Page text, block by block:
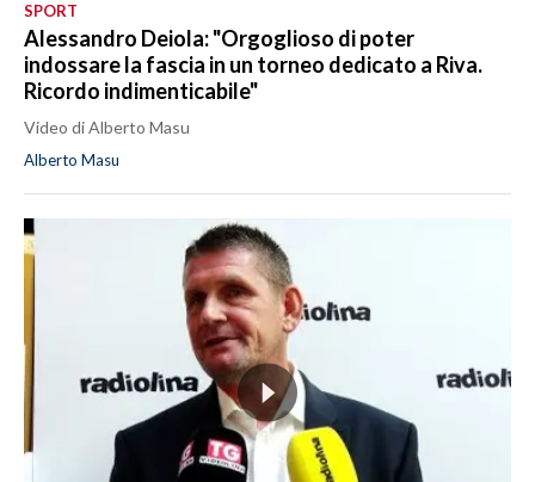
SPORT
Alessandro Deiola: "Orgoglioso di poter
indossare la fascia in un torneo dedicato a Riva.
Ricordo indimenticabile"
Video di Alberto Masu
Alberto Masu